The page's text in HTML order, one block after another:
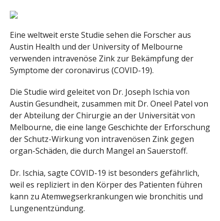
Eine weltweit erste Studie sehen die Forscher aus
Austin Health und der University of Melbourne
verwenden intravenöse Zink zur Bekämpfung der
Symptome der coronavirus (COVID-19).
Die Studie wird geleitet von Dr. Joseph Ischia von
Austin Gesundheit, zusammen mit Dr. Oneel Patel von
der Abteilung der Chirurgie an der Universität von
Melbourne, die eine lange Geschichte der Erforschung
der Schutz-Wirkung von intravenösen Zink gegen
organ-Schäden, die durch Mangel an Sauerstoff.
Dr. Ischia, sagte COVID-19 ist besonders gefährlich,
weil es repliziert in den Körper des Patienten führen
kann zu Atemwegserkrankungen wie bronchitis und
Lungenentzündung.